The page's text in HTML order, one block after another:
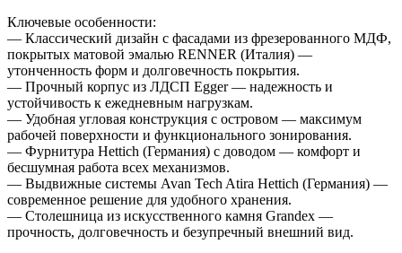
Ключевые особенности:
— Классический дизайн с фасадами из фрезерованного МДФ,
покрытых матовой эмалью RENNER (Италия) —
утонченность форм и долговечность покрытия.
— Прочный корпус из ЛДСП Egger — надежность и
устойчивость к ежедневным нагрузкам.
— Удобная угловая конструкция с островом — максимум
рабочей поверхности и функционального зонирования.
— Фурнитура Hettich (Германия) с доводом — комфорт и
бесшумная работа всех механизмов.
— Выдвижные системы Avan Tech Atira Hettich (Германия) —
современное решение для удобного хранения.
— Столешница из искусственного камня Grandex —
прочность, долговечность и безупречный внешний вид.